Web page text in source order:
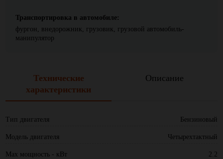
Транспортировка в автомобиле:
фургон, внедорожник, грузовик, грузовой автомобиль-
манипулятор
Технические
характеристики
Описание
Тип двигателя Бензиновый
Модель двигателя Четырехтактный
Max мощность - кВт 2.2